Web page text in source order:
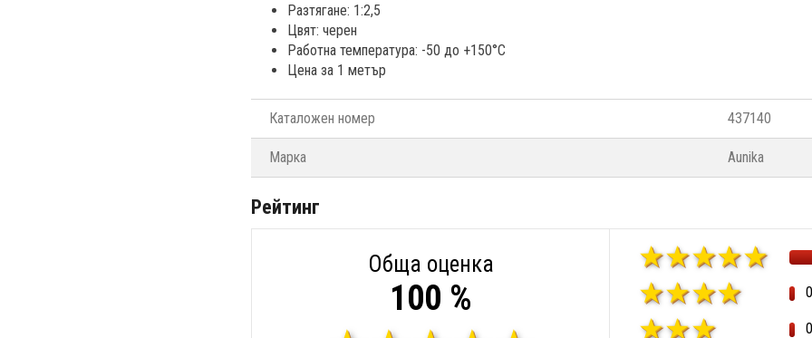
Разтягане: 1:2,5
Цвят: черен
Работна температура: -50 до +150°C
Цена за 1 метър
Каталожен номер 437140
Марка Aunika
Рейтинг
Обща оценка
100 %